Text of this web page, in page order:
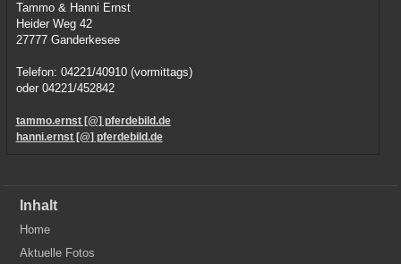
Tammo & Hanni Ernst
Heider Weg 42
27777 Ganderkesee
Telefon: 04221/40910 (vormittags)
oder 04221/452842
tammo.ernst [@] pferdebild.de
hanni.ernst [@] pferdebild.de
Inhalt
Home
Aktuelle Fotos